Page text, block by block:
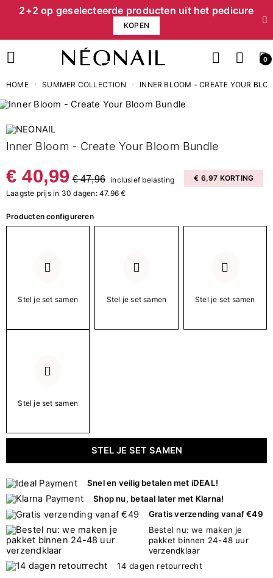
2+2 op geselecteerde producten uit het pedicure
KOPEN
0
HOME SUMMER COLLECTION INNER BLOOM - CREATE YOUR
Inner Bloom - Create Your Bloom Bundle
€ 40,99 € 47,96 inclusief belasting
€ 6,97 KORTING
Laagste prijs in 30 dagen: 47.96 €
Producten configureren
Stel je set samen Stel je set samen Stel je set samen
Stel je set samen
STEL JE SET SAMEN
Snel en veilig betalen met iDEAL!
Shop nu, betaal later met Klarna!
Gratis verzending vanaf €49
Bestel nu: we maken je
pakket binnen 24-48 uur
verzendklaar
14 dagen retourrecht